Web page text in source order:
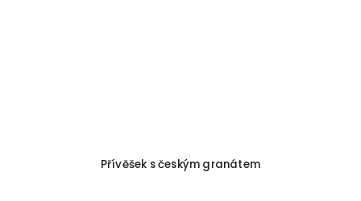
Přívěšek s českým granátem